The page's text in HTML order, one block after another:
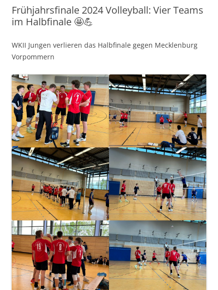
Frühjahrsfinale 2024 Volleyball: Vier Teams
im Halbfinale 🤩💪
WKII Jungen verlieren das Halbfinale gegen Mecklenburg
Vorpommern